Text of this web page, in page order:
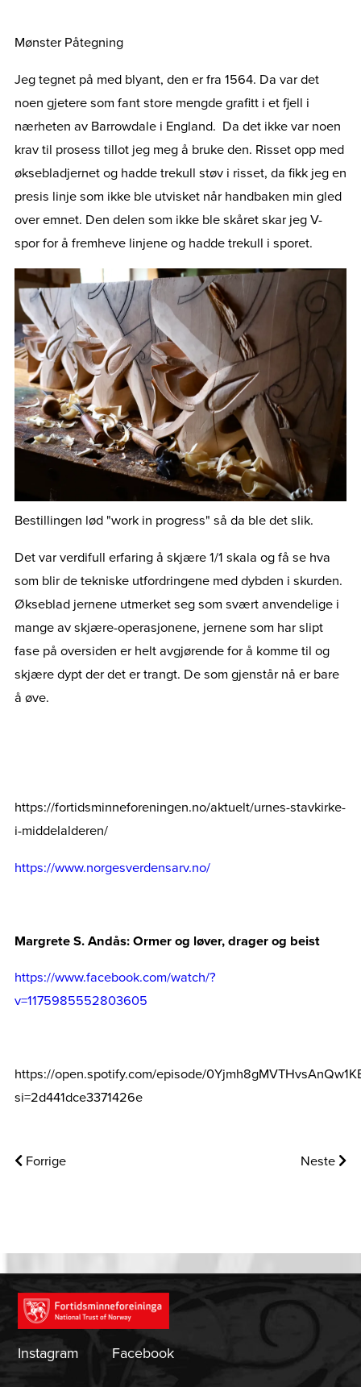
Mønster Påtegning
Jeg tegnet på med blyant, den er fra 1564. Da var det
noen gjetere som fant store mengde grafitt i et fjell i
nærheten av Barrowdale i England. Da det ikke var noen
krav til prosess tillot jeg meg å bruke den. Risset opp med
øksebladjernet og hadde trekull støv i risset, da fikk jeg en
presis linje som ikke ble utvisket når handbaken min gled
over emnet. Den delen som ikke ble skåret skar jeg V-
spor for å fremheve linjene og hadde trekull i sporet.
Bestillingen lød "work in progress" så da ble det slik.
Det var verdifull erfaring å skjære 1/1 skala og få se hva
som blir de tekniske utfordringene med dybden i skurden.
Økseblad jernene utmerket seg som svært anvendelige i
mange av skjære-operasjonene, jernene som har slipt
fase på oversiden er helt avgjørende for å komme til og
skjære dypt der det er trangt. De som gjenstår nå er bare
å øve.
https://fortidsminneforeningen.no/aktuelt/urnes-stavkirke-
i-middelalderen/
https://www.norgesverdensarv.no/
Margrete S. Andås: Ormer og løver, drager og beist
https://www.facebook.com/watch/?
v=1175985552803605
https://open.spotify.com/episode/
si=2d441dce3371426e
Forrige Neste
Instagram Facebook